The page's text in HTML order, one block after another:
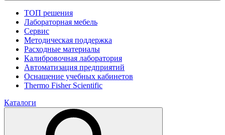
ТОП решения
Лабораторная мебель
Сервис
Методическая поддержка
Расходные материалы
Калибровочная лаборатория
Автоматизация предприятий
Оснащение учебных кабинетов
Thermo Fisher Scientific
Каталоги